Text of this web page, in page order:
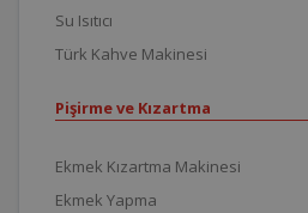
Su Isıtıcı
Türk Kahve Makinesi
Pişirme ve Kızartma
Ekmek Kızartma Makinesi
Ekmek Yapma